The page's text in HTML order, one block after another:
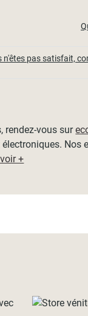
n'êtes pas satisfait,
rendez-vous sur
Nos
+